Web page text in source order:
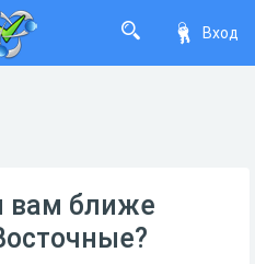
Вход
вам ближе